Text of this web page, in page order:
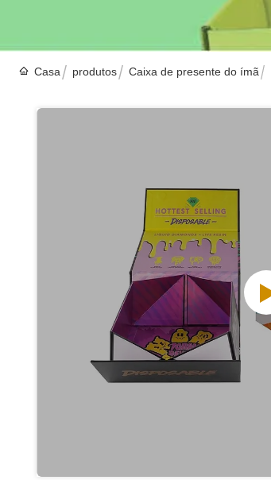
Casa produtos Caixa de presente do ímã